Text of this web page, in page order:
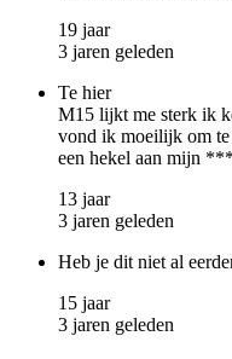
19 jaar
3 jaren geleden
Te hier
M15 lijkt me sterk ik
vond ik moeilijk om te
een hekel aan mijn
13 jaar
3 jaren geleden
Heb je dit niet al
15 jaar
3 jaren geleden